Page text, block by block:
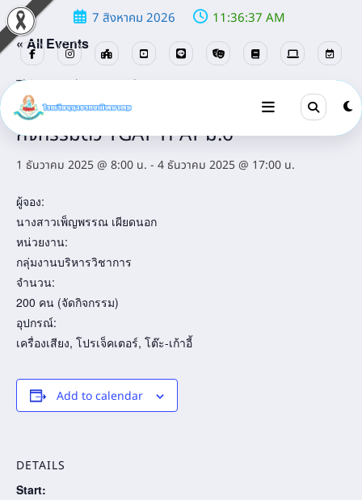
7 สิงหาคม 2026
11:36:37 AM
« All Events
This event has passed.
กิจกรรมติว TGAT TPAT ม.6
1 ธันวาคม 2025 @ 8:00 น. - 4 ธันวาคม 2025 @ 17:00 น.
ผู้จอง:
นางสาวเพ็ญพรรณ เผียดนอก
หน่วยงาน:
กลุ่มงานบริหารวิชาการ
จำนวน:
200 คน (จัดกิจกรรม)
อุปกรณ์:
เครื่องเสียง, โปรเจ็คเตอร์, โต๊ะ-เก้าอี้
Add to calendar
DETAILS
Start: